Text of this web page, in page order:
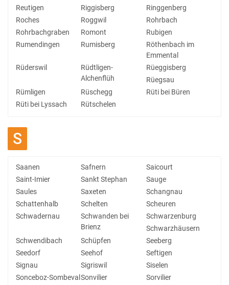
Reutigen
Riggisberg
Ringgenberg
Roches
Roggwil
Rohrbach
Rohrbachgraben
Romont
Rubigen
Rumendingen
Rumisberg
Röthenbach im
Emmental
Rüderswil
Rüdtligen-
Alchenflüh
Rüeggisberg
Rüegsau
Rümligen
Rüschegg
Rüti bei Büren
Rüti bei Lyssach
Rütschelen
S
Saanen Safnern
Saicourt
Saint-Imier
Sankt Stephan
Sauge
Saules
Saxeten
Schangnau
Schattenhalb
Schelten
Scheuren
Schwadernau
Schwanden bei
Brienz
Schwarzenburg
Schwarzhäusern
Schwendibach
Schüpfen
Seeberg
Seedorf
Seehof
Seftigen
Signau
Sigriswil
Siselen
Sonceboz-Sombeval Sonvilier
Sorvilier